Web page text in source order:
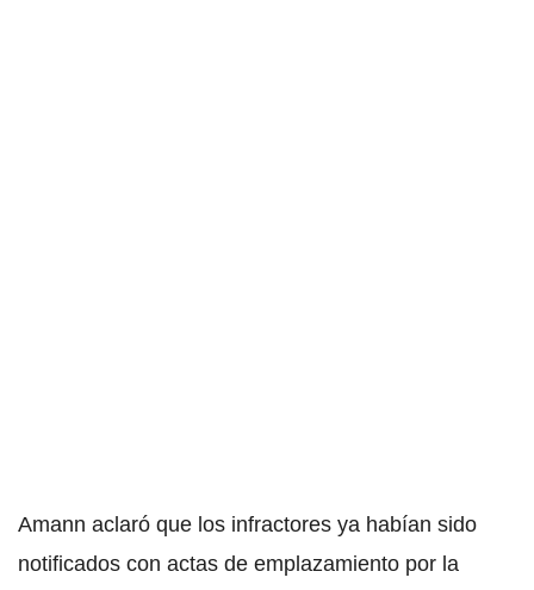
Amann aclaró que los infractores ya habían sido
notificados con actas de emplazamiento por la